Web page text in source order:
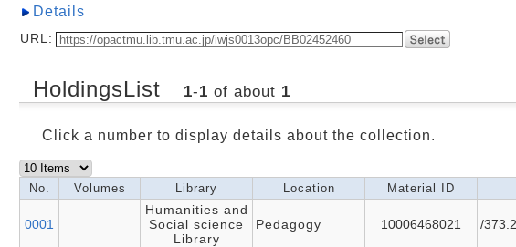
Details
URL:
HoldingsList 1-1 of about 1
Click a number to display details about the collection.
No. Volumes Library Location Material ID
0001
Humanities and
Social science
Library
Pedagogy 10006468021 /